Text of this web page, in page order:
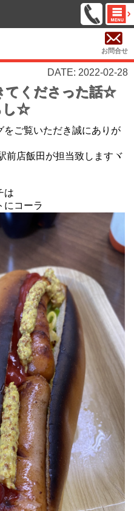
お問合せ
DATE: 2022-02-28
てくださった話☆
し☆
ご覧いただき誠にありが
前店飯田が担当致しますヾ
は
にコーラ